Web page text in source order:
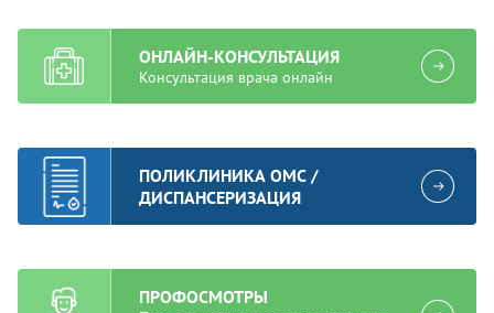
ОНЛАЙН-КОНСУЛЬТАЦИЯ
Консультация врача онлайн
ПОЛИКЛИНИКА ОМС /
ДИСПАНСЕРИЗАЦИЯ
ПРОФОСМОТРЫ